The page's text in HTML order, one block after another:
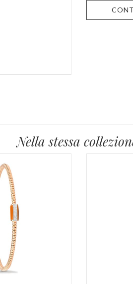
Nella stessa